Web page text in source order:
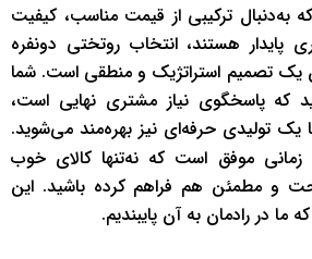
به‌دنبال ترکیبی از قیمت مناسب، کیفیت
پایدار هستند، انتخاب روتختی دونفره
یک تصمیم استراتژیک و منطقی است. شما
که پاسخگوی نیاز مشتری نهایی است،
یک تولیدی حرفه‌ای نیز بهره‌مند می‌شوید.
موفق است که نه‌تنها کالای خوب
و مطمئن هم فراهم کرده باشید. این
در رادمان به آن پایبندیم.